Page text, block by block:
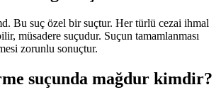
Bu suç özel bir suçtur. Her türlü cezai ihmal
müsadere suçudur. Suçun tamamlanması
zorunlu sonuçtur.
suçunda mağdur kimdir?